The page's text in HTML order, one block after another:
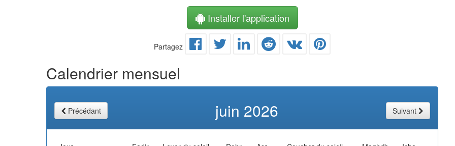
Installer l'application
Partagez
Calendrier mensuel
Précédant juin 2026 Suivant